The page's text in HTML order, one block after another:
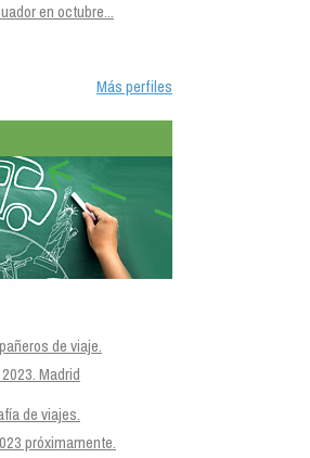
en octubre...
Más perfiles
de viaje.
Madrid
de viajes.
próximamente.